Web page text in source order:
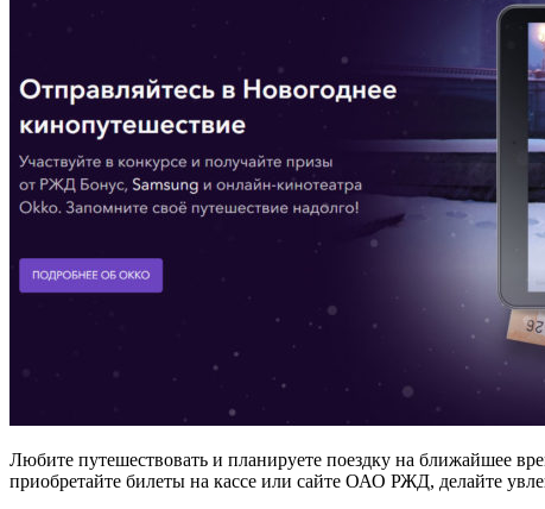
Любите путешествовать и планируете поездку на ближайшее
приобретайте билеты на кассе или сайте ОАО РЖД, делайте